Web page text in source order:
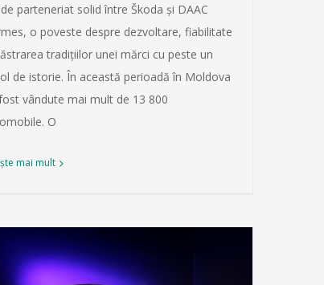
parteneriat solid între Škoda și DAAC
o poveste despre dezvoltare, fiabilitate
tradițiilor unei mărci cu peste un
de istorie. În această perioadă în Moldova
vândute mai mult de 13 800
O
mai mult